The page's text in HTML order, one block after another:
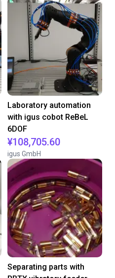
Laboratory automation
with igus cobot ReBeL
6DOF
¥108,705.60
igus GmbH
Separating parts with